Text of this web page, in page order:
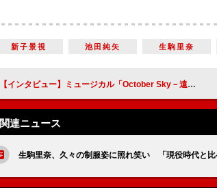
新子景視 池田純矢 生駒里奈
【インタビュー】ミュージカル「October Sky－遠い空の向こうに－」甲斐翔真＆阿部顕嵐＆井澤巧麻＆福崎那由他が「ロケットボーイズ」に 「勇気を持って、僕たちも進んでいきたい」
関連ニュース
生駒里奈、久々の制服姿に照れ笑い 「現役時代と比